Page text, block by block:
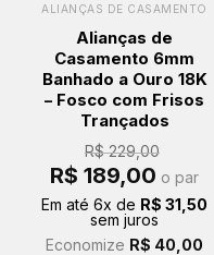
ALIANÇAS DE CASAMENTO
Alianças de
Casamento 6mm
Banhado a Ouro 18K
– Fosco com Frisos
Trançados
R$229,00
O
preço
era:
R$ 229,00.
R$ 189,00 preço
é:
R$
o par
Em até 6x de R$ 31,50
sem juros
Economize R$ 40,00